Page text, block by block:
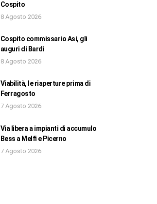
Cospito
8 Agosto 2026
Cospito commissario Asi, gli
auguri di Bardi
8 Agosto 2026
Viabilità, le riaperture prima di
Ferragosto
7 Agosto 2026
Via libera a impianti di accumulo
Bess a Melfi e Picerno
7 Agosto 2026